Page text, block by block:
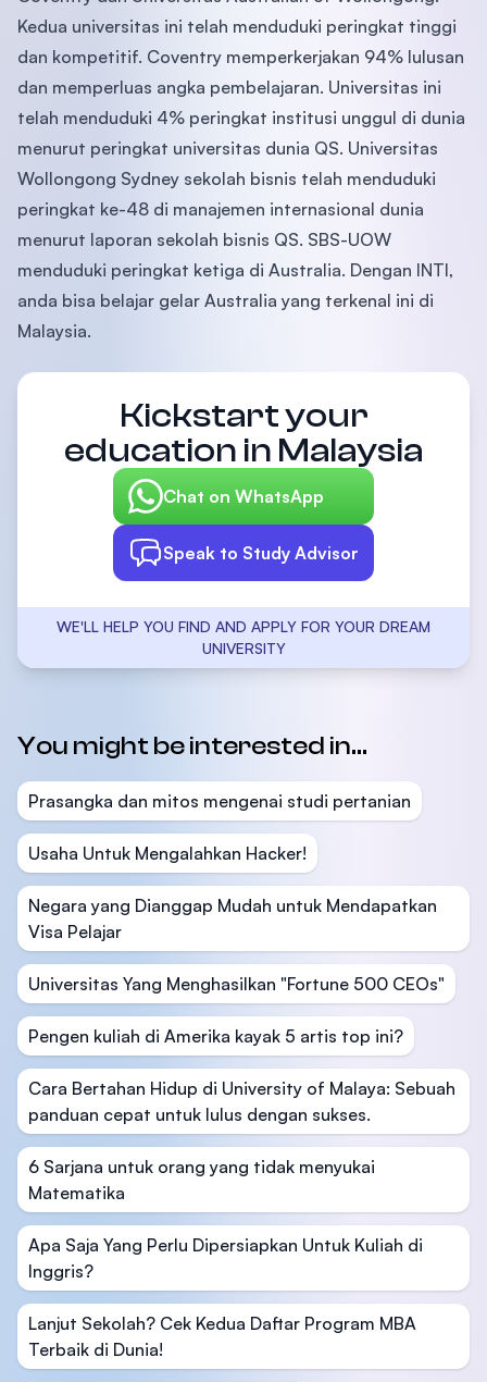
Kedua universitas ini telah menduduki peringkat tinggi
dan kompetitif. Coventry memperkerjakan 94% lulusan
dan memperluas angka pembelajaran. Universitas ini
telah menduduki 4% peringkat institusi unggul di dunia
menurut peringkat universitas dunia QS. Universitas
Wollongong Sydney sekolah bisnis telah menduduki
peringkat ke-48 di manajemen internasional dunia
menurut laporan sekolah bisnis QS. SBS-UOW
menduduki peringkat ketiga di Australia. Dengan INTI,
anda bisa belajar gelar Australia yang terkenal ini di
Malaysia.
Kickstart your
education in Malaysia
Chat on WhatsApp
Speak to Study Advisor
WE'LL HELP YOU FIND AND APPLY FOR YOUR DREAM
UNIVERSITY
You might be interested in...
Prasangka dan mitos mengenai studi pertanian
Usaha Untuk Mengalahkan Hacker!
Negara yang Dianggap Mudah untuk Mendapatkan
Visa Pelajar
Universitas Yang Menghasilkan "Fortune 500 CEOs"
Pengen kuliah di Amerika kayak 5 artis top ini?
Cara Bertahan Hidup di University of Malaya: Sebuah
panduan cepat untuk lulus dengan sukses.
6 Sarjana untuk orang yang tidak menyukai
Matematika
Apa Saja Yang Perlu Dipersiapkan Untuk Kuliah di
Inggris?
Lanjut Sekolah? Cek Kedua Daftar Program MBA
Terbaik di Dunia!